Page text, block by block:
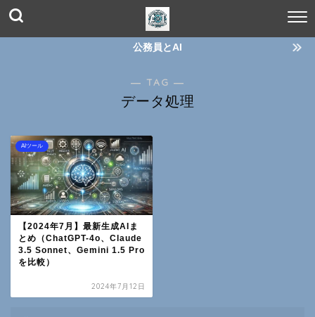
公務員とAI
― TAG ―
データ処理
AIツール
【2024年7月】最新生成AIま
とめ（ChatGPT-4o、Claude
3.5 Sonnet、Gemini 1.5 Pro
を比較）
2024年7月12日